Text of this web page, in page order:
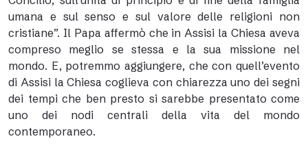
umana e sul senso e sul valore delle religioni non
cristiane”. Il Papa affermò che in Assisi la Chiesa aveva
compreso meglio se stessa e la sua missione nel
mondo. E, potremmo aggiungere, che con quell’evento
di Assisi la Chiesa coglieva con chiarezza uno dei segni
dei tempi che ben presto si sarebbe presentato come
uno dei nodi centrali della vita del mondo
contemporaneo.